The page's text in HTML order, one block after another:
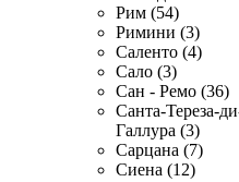
Рим (54)
Римини (3)
Саленто (4)
Сало (3)
Сан - Ремо (36)
Санта-Тереза-
Галлура (3)
Сарцана (7)
Сиена (12)